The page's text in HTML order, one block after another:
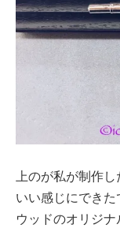
上のが私が制作
いい感じにでき
ウッドのオリジナ